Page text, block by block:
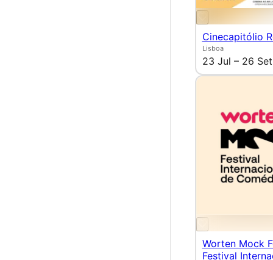
Cinecapitólio
Lisboa
23 Jul – 26 Set
Worten Mock
Festival